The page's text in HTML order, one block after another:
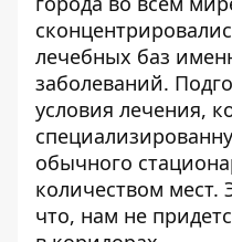
лечебных баз
заболеваний.
условия лечения,
обычного
количеством мест.
что, нам не